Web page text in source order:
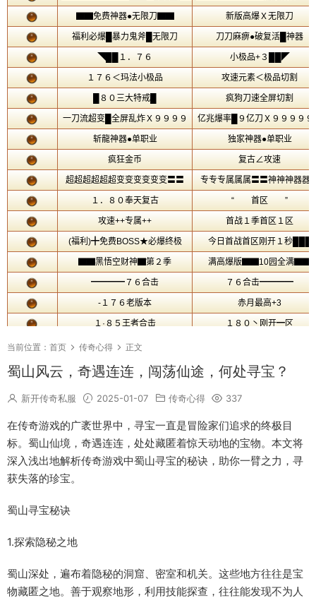
当前位置： 首页 传奇心得 正文
蜀山风云，奇遇连连，闯荡仙途，何处寻宝？
新开传奇私服 2025-01-07 传奇心得 337
在传奇游戏的广袤世界中，寻宝一直是冒险家们追求的终极目
标。蜀山仙境，奇遇连连，处处藏匿着惊天动地的宝物。本文将
深入浅出地解析传奇游戏中蜀山寻宝的秘诀，助你一臂之力，寻
获失落的珍宝。
蜀山寻宝秘诀
1.探索隐秘之地
蜀山深处，遍布着隐秘的洞窟、密室和机关。这些地方往往是宝
物藏匿之地。善于观察地形，利用技能探查，往往能发现不为人